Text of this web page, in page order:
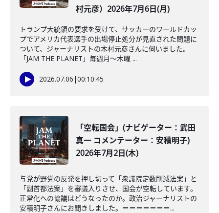
村元彦）2026年7月6日(月)
トランプ大統領の要求を受けて、サッカーのワールドカッ
プでアメリカ代表選手の出場停止処分が見直された問題に
ついて、ジャーナリストの木村元彦さんに伺いました。
「JAM THE PLANET」毎週月～木曜 ...
2026.07.06 |00:10:45
「空転国会」(ナビゲーター：武田
真一 コメンテーター：安積明子)
2026年7月2日(木)
与党が野党の反発を押し切って「衆議院定数削減法案」と
「副首都法案」を審議入りさせ、国会が空転しています。
正常化への協議はどうなったのか。政治ジャーナリストの
安積明子さんにお聞きしました。＝＝＝＝＝＝＝...